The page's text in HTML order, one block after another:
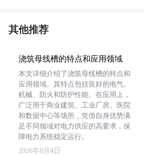
其他推荐
浇筑母线槽的特点和应用领域
本文详细介绍了浇筑母线槽的特点和
应用领域。其特点包括良好的电气、
机械、防火和防护性能。在应用上，
广泛用于商业建筑、工业厂房、医院
和数据中心等场所，凭借自身优势满
足不同领域对电力供应的高要求，保
障电力系统稳定运行。
2026年8月4日